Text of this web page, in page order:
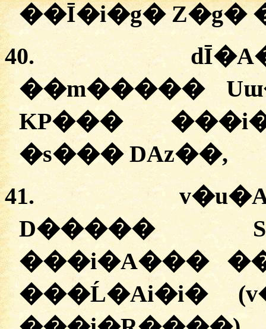
��Ī�i�g� Z�g�
40.
��m�����
KP���
�s��� DAz��,
41.
D�����
���i�A���
���Ĺ�Ai�i�